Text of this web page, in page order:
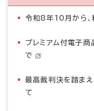
令和8年10月から、
プレミアム付電子
で
最高裁判決を踏ま
て